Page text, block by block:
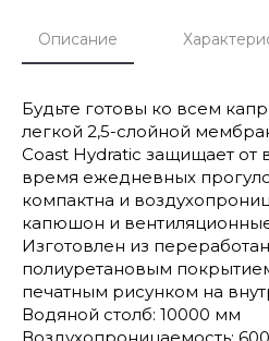
Описание
Будьте готовы ко всем
легкой 2,5-слойной
Coast Hydratic защищает от
время ежедневных
компактна и
капюшон и
Изготовлен из
полиуретановым
печатным рисунком на
Водяной столб: 10000 мм